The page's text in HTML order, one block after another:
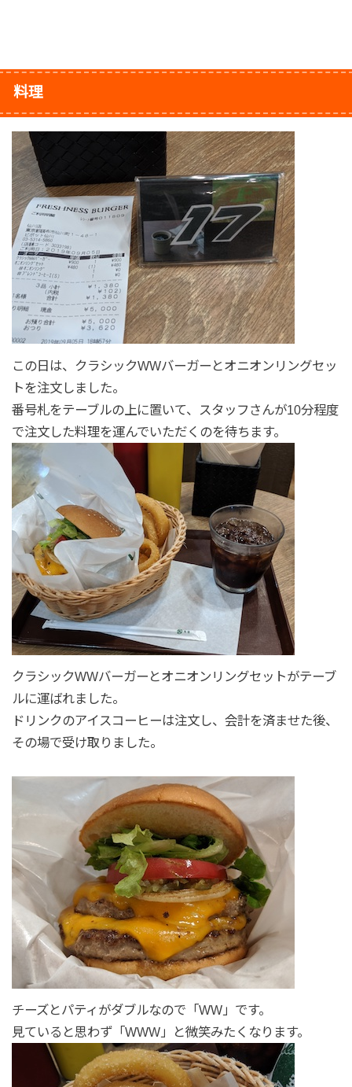
料理
この日は、クラシックWWバーガーとオニオンリングセッ
トを注文しました。
番号札をテーブルの上に置いて、スタッフさんが10分程度
で注文した料理を運んでいただくのを待ちます。
クラシックWWバーガーとオニオンリングセットがテーブ
ルに運ばれました。
ドリンクのアイスコーヒーは注文し、会計を済ませた後、
その場で受け取りました。
チーズとパティがダブルなので「WW」です。
見ていると思わず「WWW」と微笑みたくなります。